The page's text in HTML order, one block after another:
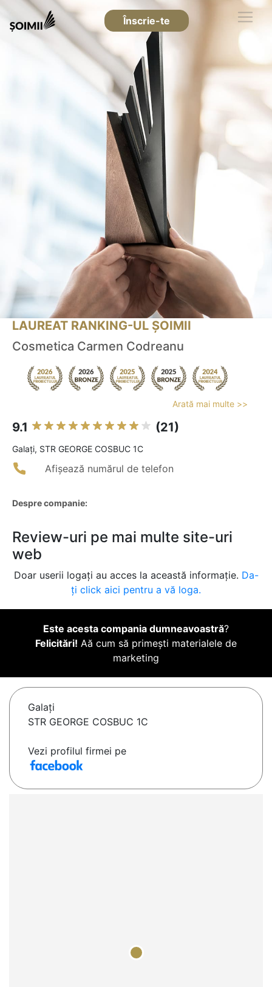
Înscrie-te
LAUREAT RANKING-UL ȘOIMII
Cosmetica Carmen Codreanu
Arată mai multe >>
9.1 (21)
Galaţi, STR GEORGE COSBUC 1C
Afișează numărul de telefon
Despre companie:
Review-uri pe mai multe site-uri
web
Doar userii logați au acces la această informație. Da-
ți click aici pentru a vă loga.
Este acesta compania dumneavoastră?
Felicitări! Aă cum să primești materialele de
marketing
Galaţi
STR GEORGE COSBUC 1C
Vezi profilul firmei pe